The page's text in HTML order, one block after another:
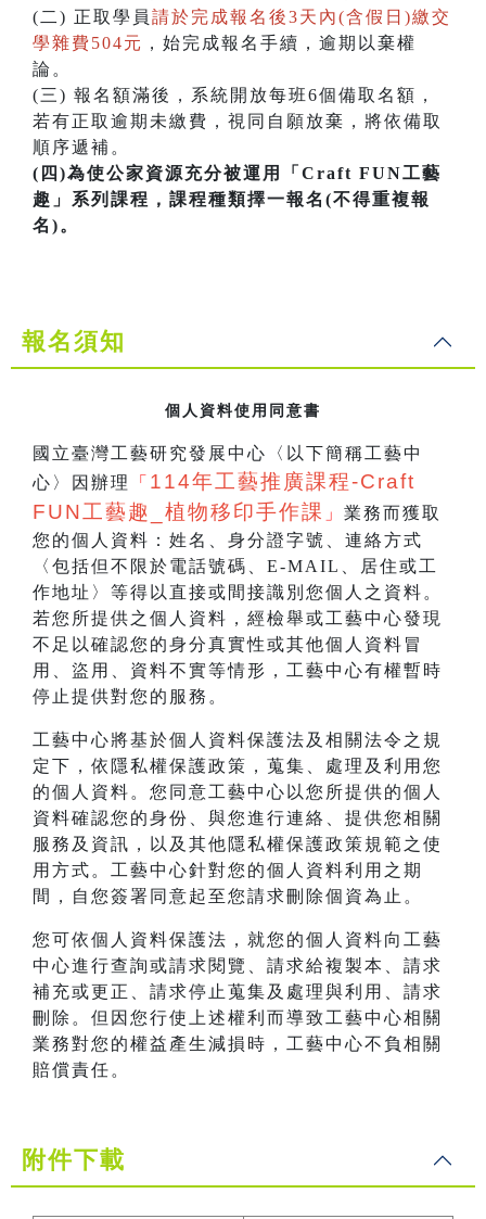
(二) 正取學員 請於完成報名後3天內(含假日)繳交
學雜費504元 ，始完成報名手續，逾期以棄權
論。
(三) 報名額滿後，系統開放每班6個備取名額，
若有正取逾期未繳費，視同自願放棄，將依備取
順序遞補。
(四)為使公家資源充分被運用「Craft FUN工藝
趣」系列課程，課程種類擇一報名(不得重複報
名)。
報名須知
個人資料使用同意書
國立臺灣工藝研究發展中心〈以下簡稱工藝中
心〉因辦理
「 114年工藝推廣課程-Craft
FUN工藝趣_ 植物移印手作課 」 業務而獲取
您的個人資料：姓名、身分證字號、連絡方式
〈包括但不限於電話號碼、E-MAIL、居住或工
作地址〉等得以直接或間接識別您個人之資料。
若您所提供之個人資料，經檢舉或工藝中心發現
不足以確認您的身分真實性或其他個人資料冒
用、盜用、資料不實等情形，工藝中心有權暫時
停止提供對您的服務。
工藝中心將基於個人資料保護法及相關法令之規
定下，依隱私權保護政策，蒐集、處理及利用您
的個人資料。您同意工藝中心以您所提供的個人
資料確認您的身份、與您進行連絡、提供您相關
服務及資訊，以及其他隱私權保護政策規範之使
用方式。工藝中心針對您的個人資料利用之期
間，自您簽署同意起至您請求刪除個資為止。
您可依個人資料保護法，就您的個人資料向工藝
中心進行查詢或請求閱覽、請求給複製本、請求
補充或更正、請求停止蒐集及處理與利用、請求
刪除。但因您行使上述權利而導致工藝中心相關
業務對您的權益產生減損時，工藝中心不負相關
賠償責任。
附件下載